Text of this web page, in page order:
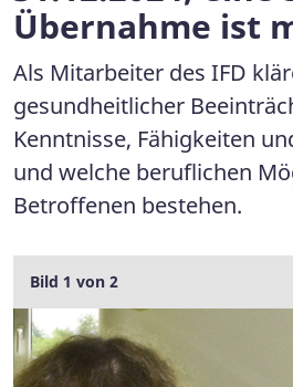
Übernahme ist
Als Mitarbeiter des IFD
gesundheitlicher
Kenntnisse, Fähigkeiten
und welche beruflichen
Betroffenen bestehen.
Galerie
Bild 1 von 2